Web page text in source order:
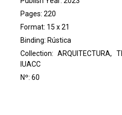
Pages: 220
Format: 15 x 21
Binding: Rústica
Collection:ARQUITECTURA,
IUACC
Nº: 60